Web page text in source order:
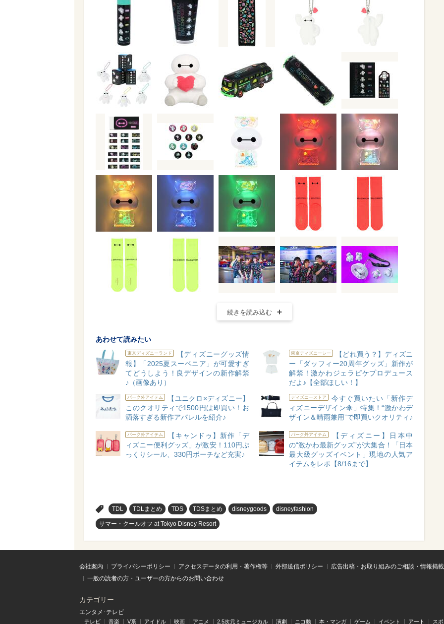
続きを読み込む
あわせて読みたい
東京ディズニーランド
【ディズニーグッズ情
報】「2025夏スーベニア」が可愛すぎ
てどうしよう！良デザインの新作解禁
♪（画像あり）
東京ディズニーシー
【どれ買う？】ディズニ
ー「ダッフィー20周年グッズ」新作が
解禁！激かわジェラピケプロデュース
だよ♪【全部ほしい！】
パーク外アイテム
【ユニクロ×ディズニー】
このクオリティで1500円は即買い！お
洒落すぎる新作アパレルを紹介♪
ディズニーストア
今すぐ買いたい「新作デ
ィズニーデザイン傘」特集！“激かわデ
ザイン＆晴雨兼用”で即買いクオリティ♪
パーク外アイテム
【キャンドゥ】新作「デ
ィズニー便利グッズ」が激安！110円ぷ
っくりシール、330円ポーチなど充実♪
パーク外アイテム
【ディズニー】日本中
の“激かわ最新グッズ”が大集合！「日本
最大級グッズイベント」現地の人気ア
イテムをレポ【8/16まで】
TDL TDLまとめ TDS TDSまとめ disneygoods disneyfashion
サマー・クールオフ at Tokyo Disney Resort
会社案内 プライバシーポリシー アクセスデータの利用・著作権等 外部送信ポリシー
広告出稿・お取り組みのご相談・情報掲
一般の読者の方・ユーザーの方からのお問い合わせ
カテゴリー
エンタメ･テレビ
テレビ 音楽 V系 アイドル 映画 アニメ 2.5次元ミュージカル 演劇 ニコ動 本・マンガ ゲーム イベント アート ス